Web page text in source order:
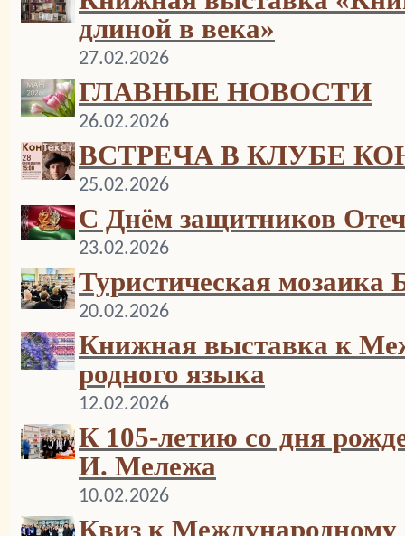
длиной в века»
27.02.2026
ГЛАВНЫЕ НОВОСТИ
26.02.2026
ВСТРЕЧА В КЛУБЕ
25.02.2026
С Днём защитников
23.02.2026
Туристическая мозаика
20.02.2026
Книжная выставка к
родного языка
12.02.2026
К 105-летию со дня
И. Мележа
10.02.2026
Квиз к Международному